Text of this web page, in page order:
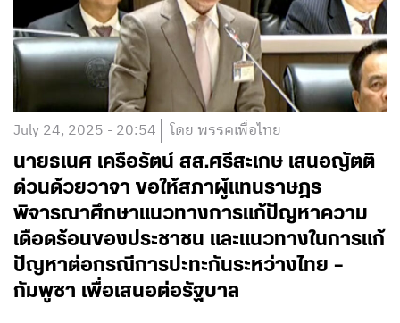
July 24, 2025 - 20:54 โดย พรรคเพื่อไทย
นายธเนศ เครือรัตน์ สส.ศรีสะเกษ เสนอญัตติ
ด่วนด้วยวาจา ขอให้สภาผู้แทนราษฎร
พิจารณาศึกษาแนวทางการแก้ปัญหาความ
เดือดร้อนของประชาชน และแนวทางในการแก้
ปัญหาต่อกรณีการปะทะกันระหว่างไทย –
กัมพูชา เพื่อเสนอต่อรัฐบาล